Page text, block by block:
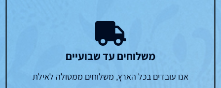
משלוחים עד שבועיים
אנו עובדים בכל הארץ, משלוחים ממטולה לאילת